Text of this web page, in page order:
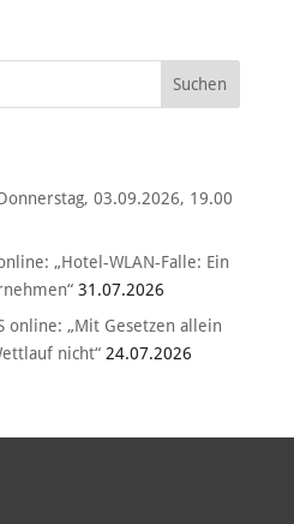
03.09.2026, 19.00
„Hotel-WLAN-Falle: Ein
31.07.2026
online: „Mit Gesetzen allein
nicht“ 24.07.2026